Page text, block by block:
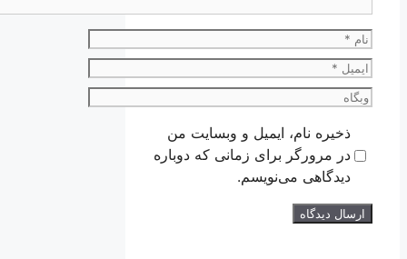
نام
ایمیل
وبگاه
ذخیره نام، ایمیل و وبسایت من
در مرورگر برای زمانی که دوباره
دیدگاهی می‌نویسم.